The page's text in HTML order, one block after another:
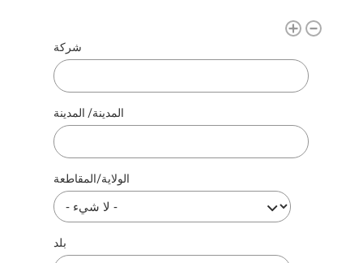
مرفق آخر
شركة
المدينة/ المدينة
الولاية/المقاطعة
بلد